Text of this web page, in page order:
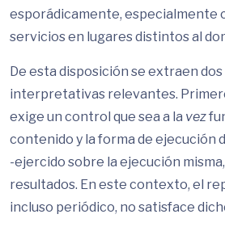
esporádicamente, especialmente
servicios en lugares distintos al
De esta disposición se extraen
interpretativas relevantes.
exige un control que sea a la vez
contenido y la forma de ejecución
-ejercido sobre la ejecución
resultados. En este contexto, el
incluso periódico, no satisface